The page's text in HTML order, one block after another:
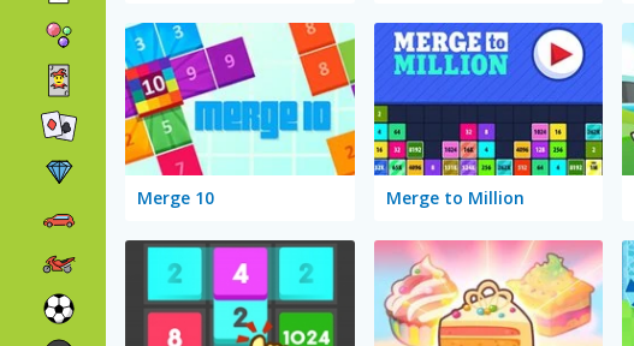
Merge 10 Merge to Million